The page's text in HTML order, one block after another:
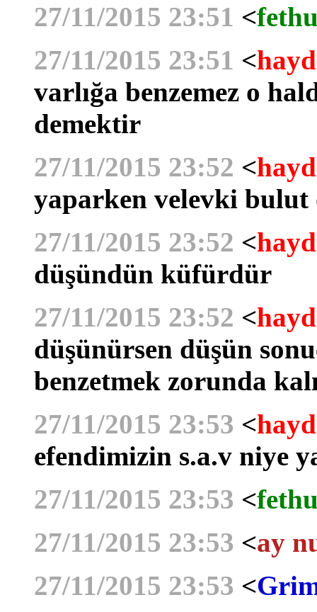
27/11/2015 23:51 <
27/11/2015 23:51 <
varlığa benzemez o
demektir
27/11/2015 23:52 <
yaparken velevki
27/11/2015 23:52 <
düşündün küfürdür
27/11/2015 23:52 <
düşünürsen düşün
benzetmek zorunda
27/11/2015 23:53 <
efendimizin s.a.v niye
27/11/2015 23:53 <
27/11/2015 23:53 <ay
27/11/2015 23:53 <